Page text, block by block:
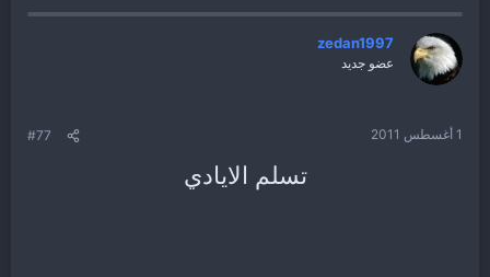
zedan1997
عضو جديد
1 أغسطس 2011 #77
تسلم الايادي